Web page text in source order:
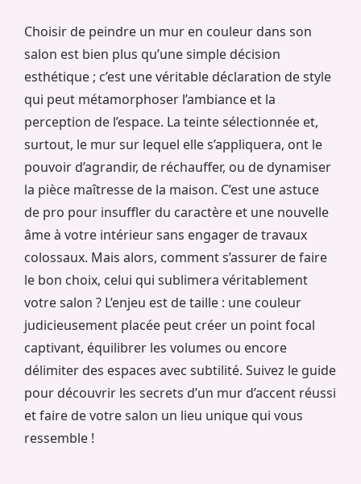
Choisir de peindre un mur en couleur dans son
salon est bien plus qu’une simple décision
esthétique ; c’est une véritable déclaration de style
qui peut métamorphoser l’ambiance et la
perception de l’espace. La teinte sélectionnée et,
surtout, le mur sur lequel elle s’appliquera, ont le
pouvoir d’agrandir, de réchauffer, ou de dynamiser
la pièce maîtresse de la maison. C’est une astuce
de pro pour insuffler du caractère et une nouvelle
âme à votre intérieur sans engager de travaux
colossaux. Mais alors, comment s’assurer de faire
le bon choix, celui qui sublimera véritablement
votre salon ? L’enjeu est de taille : une couleur
judicieusement placée peut créer un point focal
captivant, équilibrer les volumes ou encore
délimiter des espaces avec subtilité. Suivez le guide
pour découvrir les secrets d’un mur d’accent réussi
et faire de votre salon un lieu unique qui vous
ressemble !